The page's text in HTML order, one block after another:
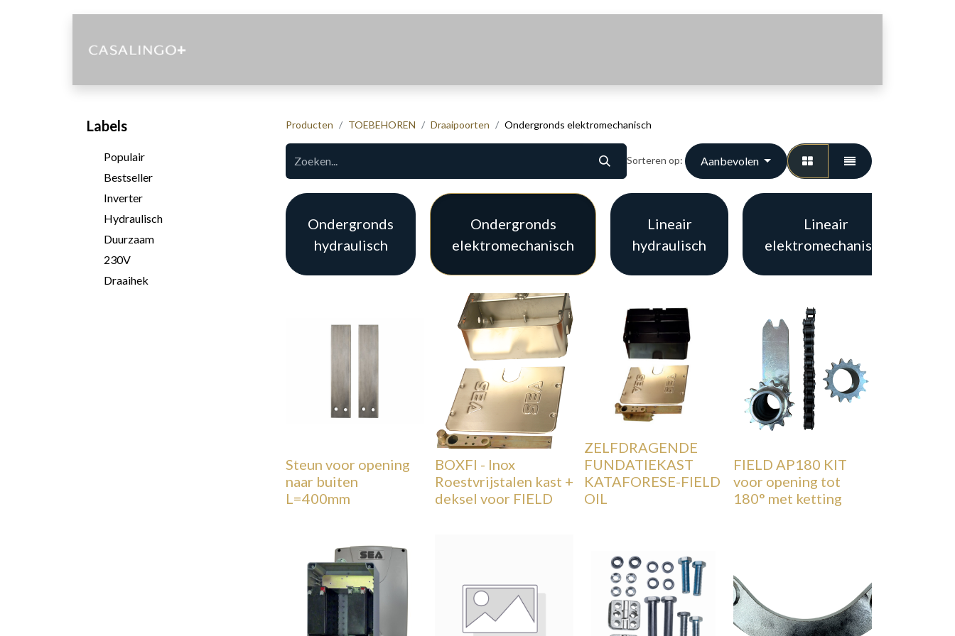
Labels
Populair
Bestseller
Inverter
Hydraulisch
Duurzaam
230V
Draaihek
Producten TOEBEHOREN Draaipoorten Ondergronds elektromechanisch
Sorteren op: Aanbevolen
Ondergronds
hydraulisch
Ondergronds
elektromechanisch
Lineair
hydraulisch
Lineair
elektromechanisch
Steun voor opening
naar buiten
L=400mm
BOXFI - Inox
Roestvrijstalen kast +
deksel voor FIELD
ZELFDRAGENDE
FUNDATIEKAST
KATAFORESE-FIELD
OIL
FIELD AP180 KIT
voor opening tot
180° met ketting